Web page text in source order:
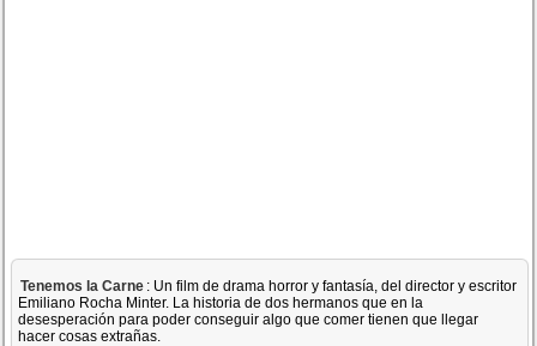
Tenemos la Carne : Un film de drama horror y fantasía, del director y escritor
Emiliano Rocha Minter. La historia de dos hermanos que en la
desesperación para poder conseguir algo que comer tienen que llegar
hacer cosas extrañas.